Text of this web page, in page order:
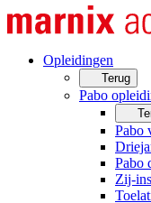
Opleidingen
Terug
Pabo
Pabo
Pabo
Zij-